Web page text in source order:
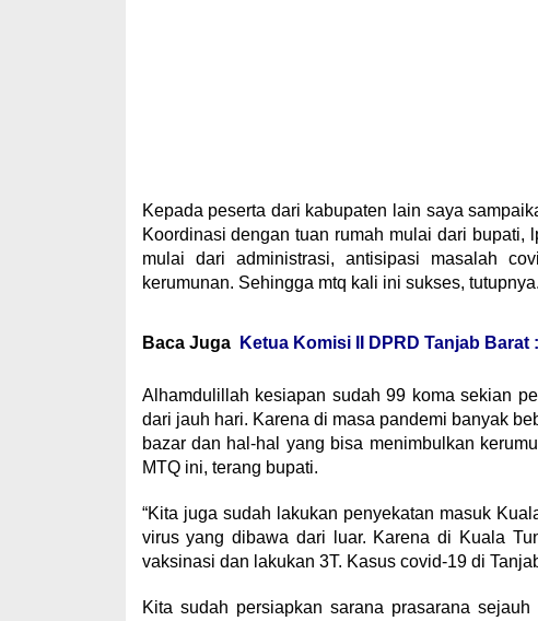
Kepada peserta dari kabupaten lain saya
Koordinasi dengan tuan rumah mulai dari
mulai dari administrasi, antisipasi masalah
kerumunan. Sehingga mtq kali ini sukses, tutupnya.
Baca Juga Ketua Komisi II DPRD Tanjab
Alhamdulillah kesiapan sudah 99 koma sekian
dari jauh hari. Karena di masa pandemi banyak
bazar dan hal-hal yang bisa menimbulkan
MTQ ini, terang bupati.
“Kita juga sudah lakukan penyekatan masuk
virus yang dibawa dari luar. Karena di Kuala
vaksinasi dan lakukan 3T. Kasus covid-19 di
Kita sudah persiapkan sarana prasarana